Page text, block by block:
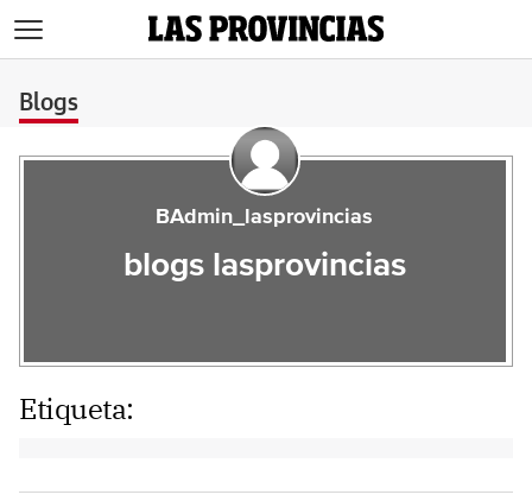
Blogs
BAdmin_lasprovincias
blogs lasprovincias
Etiqueta: